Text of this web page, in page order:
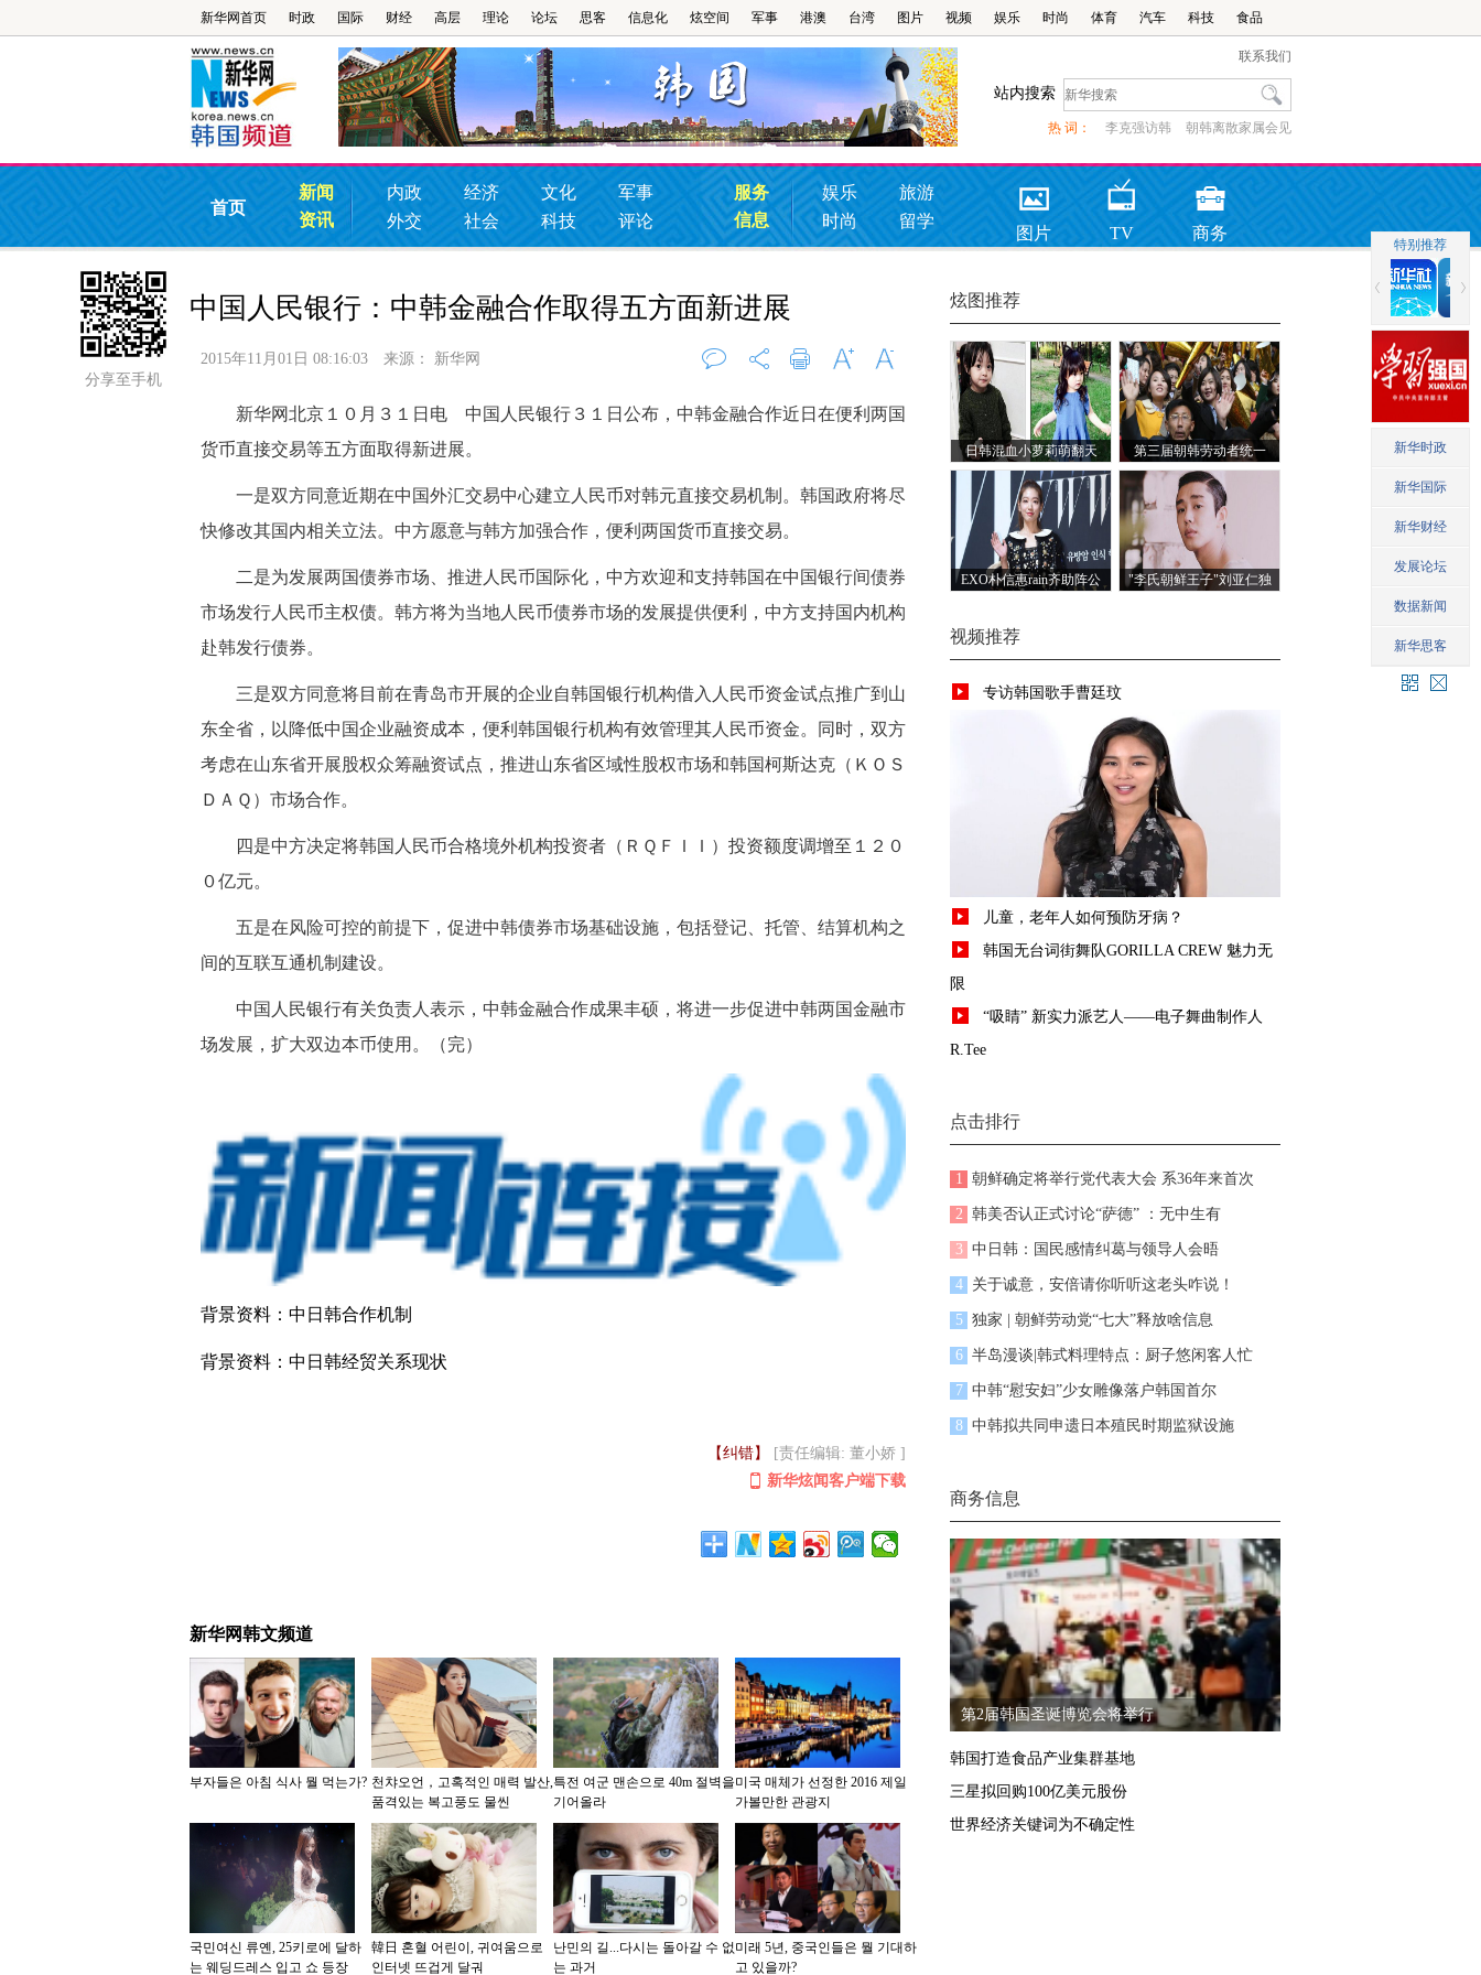
新华网首页 时政 国际 财经 高层 理论 论坛 思客 信息化 炫空间 军事 港澳 台湾 图片 视频 娱乐 时尚 体育 汽车 科技 食品
联系我们
站内搜索
热 词： 李克强访韩 朝韩离散家属会见
首页
新闻
资讯
内政 经济 文化
军事
外交
社会 科技 评论
服务
信息
娱乐
旅游
时尚
留学
图片 TV 商务
分享至手机
炫图推荐
日韩混血小萝莉萌翻天
第三届朝韩劳动者统一
足球赛在平壤举行
EXO朴信惠rain齐助阵公
"李氏朝鲜王子"刘亚仁独
视频推荐
专访韩国歌手曹廷玟
儿童，老年人如何预防牙病？
韩国无台词街舞队GORILLA CREW 魅力无
限
“吸睛” 新实力派艺人——电子舞曲制作人
R.Tee
点击排行
1 朝鲜确定将举行党代表大会 系36年来首次
2 韩美否认正式讨论“萨德” ：无中生有
3 中日韩：国民感情纠葛与领导人会晤
4 关于诚意，安倍请你听听这老头咋说！
5 独家 | 朝鲜劳动党“七大”释放啥信息
6 半岛漫谈|韩式料理特点：厨子悠闲客人忙
7 中韩“慰安妇”少女雕像落户韩国首尔
8 中韩拟共同申遗日本殖民时期监狱设施
商务信息
第2届韩国圣诞博览会将举行
韩国打造食品产业集群基地
三星拟回购100亿美元股份
世界经济关键词为不确定性
中国人民银行：中韩金融合作取得五方面新进展
2015年11月01日 08:16:03 来源： 新华网
评论 打印 字大 字小
新华网北京１０月３１日电 中国人民银行３１日公布，中韩金融合作近日在便利两国
货币直接交易等五方面取得新进展。
一是双方同意近期在中国外汇交易中心建立人民币对韩元直接交易机制。韩国政府将尽
快修改其国内相关立法。中方愿意与韩方加强合作，便利两国货币直接交易。
二是为发展两国债券市场、推进人民币国际化，中方欢迎和支持韩国在中国银行间债券
市场发行人民币主权债。韩方将为当地人民币债券市场的发展提供便利，中方支持国内机构
赴韩发行债券。
三是双方同意将目前在青岛市开展的企业自韩国银行机构借入人民币资金试点推广到山
东全省，以降低中国企业融资成本，便利韩国银行机构有效管理其人民币资金。同时，双方
考虑在山东省开展股权众筹融资试点，推进山东省区域性股权市场和韩国柯斯达克（ＫＯＳ
ＤＡＱ）市场合作。
四是中方决定将韩国人民币合格境外机构投资者（ＲＱＦＩＩ）投资额度调增至１２０
０亿元。
五是在风险可控的前提下，促进中韩债券市场基础设施，包括登记、托管、结算机构之
间的互联互通机制建设。
中国人民银行有关负责人表示，中韩金融合作成果丰硕，将进一步促进中韩两国金融市
场发展，扩大双边本币使用。（完）
背景资料：中日韩合作机制
背景资料：中日韩经贸关系现状
【纠错】
[责任编辑: 董小娇 ]
新华炫闻客户端下载
新华网韩文频道
부자들은 아침 식사 뭘 먹는가? 천챠오언，고혹적인 매력 발산,
품격있는 복고풍도 물씬
특전 여군 맨손으로 40m 절벽을
기어올라
미국 매체가 선정한 2016 제일
가볼만한 관광지
국민여신 류옌, 25키로에 달하
는 웨딩드레스 입고 쇼 등장
韓日 혼혈 어린이, 귀여움으로
인터넷 뜨겁게 달궈
난민의 길...다시는 돌아갈 수 없
는 과거
미래 5년, 중국인들은 뭘 기대하
고 있을까?